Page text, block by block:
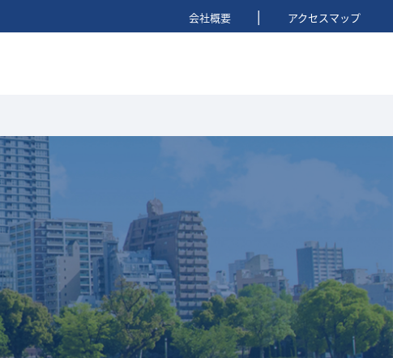
会社概要 | アクセスマップ